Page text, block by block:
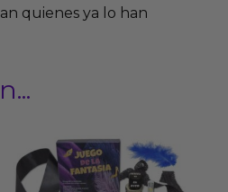
quienes ya lo han